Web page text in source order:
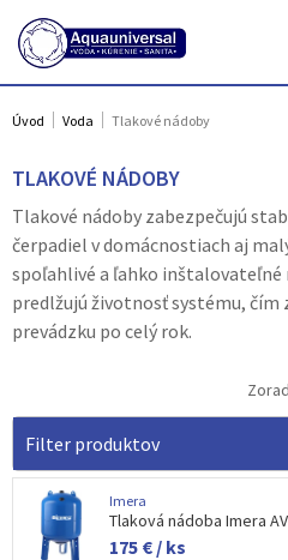
Úvod Voda Tlakové nádoby
TLAKOVÉ NÁDOBY
Tlakové nádoby zabezpečujú
čerpadiel v domácnostiach aj
spoľahlivé a ľahko inštalovateľné
predlžujú životnosť systému, čím
prevádzku po celý rok.
Filter produktov
Imera
Tlaková nádoba Imera
175 € / ks